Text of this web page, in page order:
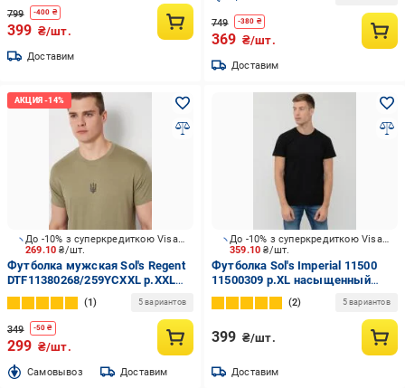
799 -400 ₴
399 ₴/шт.
Доставим
749 -380 ₴
369 ₴/шт.
Доставим
269.10₴/шт.
До -10% з суперкредиткою Visa Вигода
Футболка мужская Sol's Regent
DTF11380268/259YCXXL р.XXL
хаки
1 5 вариантов
349 -50 ₴
299 ₴/шт.
Cамовывоз Доставим
359.10₴/шт.
До -10% з суперкредиткою Visa Вигода
Футболка Sol's Imperial 11500
11500309 р.XL насыщенный
черный
2 5 вариантов
399 ₴/шт.
Доставим